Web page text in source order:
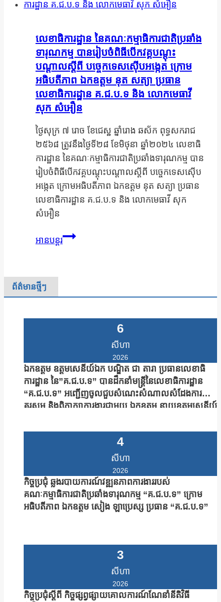
លេខាធិការដ្ឋាន នៃគណៈកម្មាធិការជាតិប្រឆាំង
ទារុណកម្ម បានរៀបចំពិធីបើកវគ្គបណ្តុះ
បណ្តាលស្តីពី បច្ចេកទេសស៊ើបអង្កេត ក្រោម
អធិបតីភាព ឯកឧត្តម នុត សត្យា ប្រធាន
លេខាធិការដ្ឋាន គ.ជ.ប.ទ និង លោកមេធាវី
សុក សំអឿន
ថ្ងៃសុក្រ ៧ រោច ខែជេស្ឋ ឆ្នាំរោង ឆស័ក ពុទ្ធសករាជ
២៥៦៨ ត្រូវនឹងថ្ងៃទី២៨ ខែមិថុនា ឆ្នាំ២០២៤ លេខាធិ
ការដ្ឋាន នៃគណៈកម្មាធិការជាតិប្រឆាំងទារុណកម្ម បាន
រៀបចំពិធីបើកវគ្គបណ្តុះបណ្តាលស្តីពី បច្ចេកទេសស៊ើប
អង្កេត ក្រោមអធិបតីភាព ឯកឧត្តម នុត សត្យា ប្រធាន
លេខាធិការដ្ឋាន គ.ជ.ប.ទ និង លោកមេធាវី សុក
សំអឿន
អានបន្តរលេខាធិ
ទារុណកម្ម
ពិធីបើក
វគ្គបណ្តុះ
បណ្តាល
ស្តីពី
ស៊ើប
ភាព
ឯក
ឧត្តម
គ.ជ.ប.ទ
ព័ត៌មានថ្មីៗ
6
សីហា
2026
ឯកឧត្តម ឧត្តមសេនីយ៍ឯក បណ្ឌិត ជា តារា ប្រធានលេខាធិ
ការដ្ឋាន នៃ”គ.ជ.ប.ទ” បានដឹកនាំមន្រ្តីនៃលេខាធិការដ្ឋាន
“គ.ជ.ប.ទ” អញ្ជើញចូលជួបសំណេះសំណាលសំដែងការ
គួរសម និងពិភាក្សាការងារជាមួយ ឯកឧត្តម នាយឧត្តមសេនីយ៍
កម្ពុជា
4
សីហា
2026
កិច្ចប្រជុំ ឆ្លងរបាយការណ៍វឌ្ឍនភាពការងាររបស់
គណៈកម្មាធិការជាតិប្រឆាំងទារុណកម្ម “គ.ជ.ប.ទ” ក្រោម
អធិបតីភាព ឯកឧត្តម សៀង ឡាប្រេស្ស ប្រធាន “គ.ជ.ប.ទ”
3
សីហា
2026
កិច្ចប្រជុំស្តីពី កិច្ចផ្សព្វផ្សាយគោលការណ៍ណែនាំនីតិវិធី